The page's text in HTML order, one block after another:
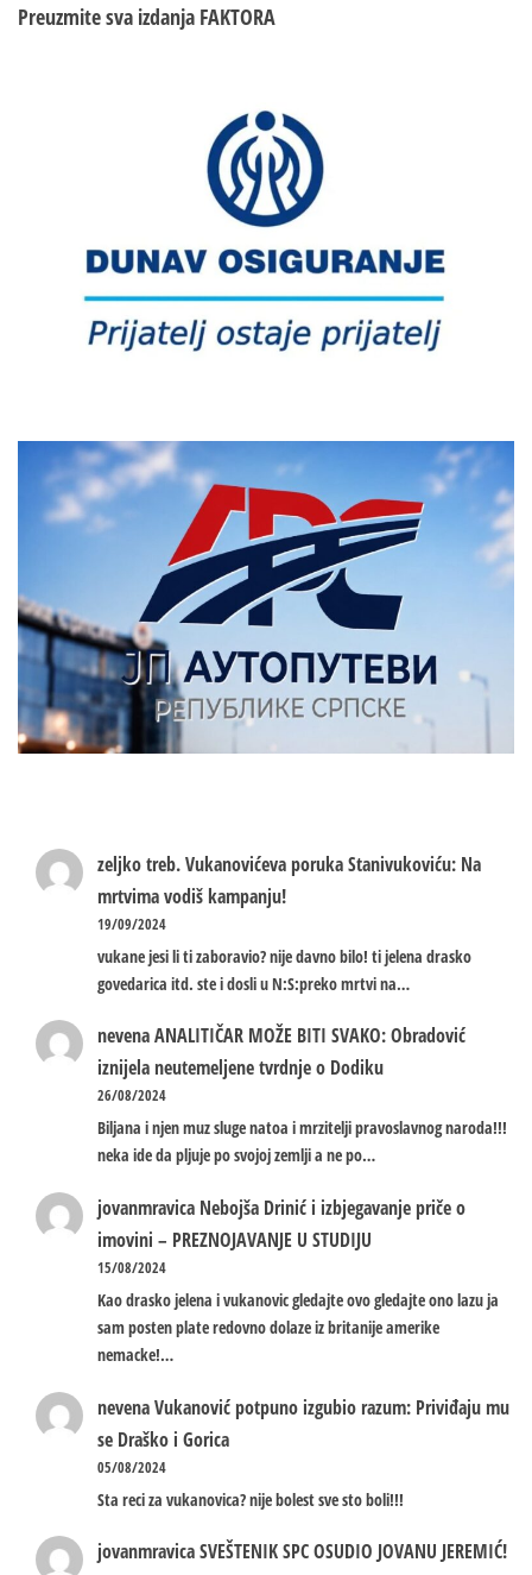
Preuzmite sva izdanja FAKTORA
zeljko treb.Vukanovićeva poruka Stanivukoviću: Na
mrtvima vodiš kampanju!
19/09/2024
vukane jesi li ti zaboravio? nije davno bilo! ti jelena drasko
govedarica itd. ste i dosli u N:S:preko mrtvi na…
nevenaANALITIČAR MOŽE BITI SVAKO: Obradović
iznijela neutemeljene tvrdnje o Dodiku
26/08/2024
Biljana i njen muz sluge natoa i mrzitelji pravoslavnog naroda!!!
neka ide da pljuje po svojoj zemlji a ne po…
jovanmravica Nebojša Drinić i izbjegavanje priče o
imovini – PREZNOJAVANJE U STUDIJU
15/08/2024
Kao drasko jelena i vukanovic gledajte ovo gledajte ono lazu ja
sam posten plate redovno dolaze iz britanije amerike
nemacke!…
nevenaVukanović potpuno izgubio razum: Priviđaju mu
se Draško i Gorica
05/08/2024
Sta reci za vukanovica? nije bolest sve sto boli!!!
jovanmravicaSVEŠTENIK SPC OSUDIO JOVANU JEREMIĆ!